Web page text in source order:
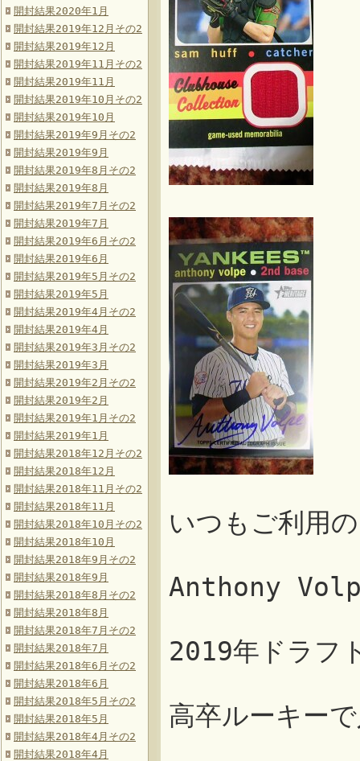
開封結果2020年1月
開封結果2019年12月その2
開封結果2019年12月
開封結果2019年11月その2
開封結果2019年11月
開封結果2019年10月その2
開封結果2019年10月
開封結果2019年9月その2
開封結果2019年9月
開封結果2019年8月その2
開封結果2019年8月
開封結果2019年7月その2
開封結果2019年7月
開封結果2019年6月その2
開封結果2019年6月
開封結果2019年5月その2
開封結果2019年5月
開封結果2019年4月その2
開封結果2019年4月
開封結果2019年3月その2
開封結果2019年3月
開封結果2019年2月その2
開封結果2019年2月
開封結果2019年1月その2
開封結果2019年1月
開封結果2018年12月その2
開封結果2018年12月
開封結果2018年11月その2
開封結果2018年11月
開封結果2018年10月その2
開封結果2018年10月
開封結果2018年9月その2
開封結果2018年9月
開封結果2018年8月その2
開封結果2018年8月
開封結果2018年7月その2
開封結果2018年7月
開封結果2018年6月その2
開封結果2018年6月
開封結果2018年5月その2
開封結果2018年5月
開封結果2018年4月その2
開封結果2018年4月
いつもご利用
Anthony
2019年ドラフ
高卒ルーキー